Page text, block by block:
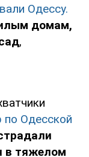
Одессу.
домам,
,
по Одесской
в тяжелом